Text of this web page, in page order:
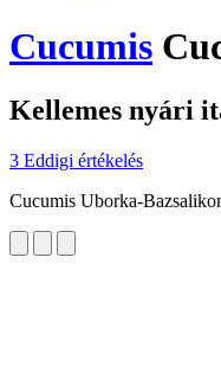
Cucumis
Kellemes nyári
3 Eddigi értékelés
Cucumis Uborka-